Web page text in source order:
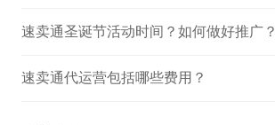
速卖通圣诞节活动时间？如何做好推广？
速卖通代运营包括哪些费用？